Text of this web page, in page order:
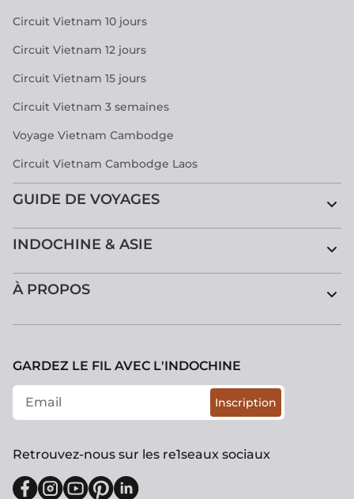
Circuit Vietnam 10 jours
Circuit Vietnam 12 jours
Circuit Vietnam 15 jours
Circuit Vietnam 3 semaines
Voyage Vietnam Cambodge
Circuit Vietnam Cambodge Laos
GUIDE DE VOYAGES
INDOCHINE & ASIE
À PROPOS
GARDEZ LE FIL AVEC L'INDOCHINE
Inscription
Retrouvez-nous sur les re1seaux sociaux